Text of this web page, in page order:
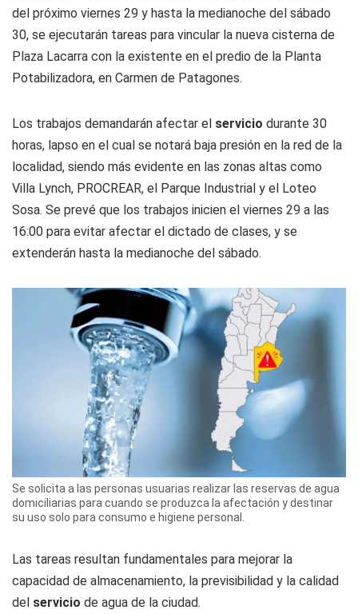
del próximo viernes 29 y hasta la medianoche del sábado
30, se ejecutarán tareas para vincular la nueva cisterna de
Plaza Lacarra con la existente en el predio de la Planta
Potabilizadora, en Carmen de Patagones.
Los trabajos demandarán afectar el servicio durante 30
horas, lapso en el cual se notará baja presión en la red de la
localidad, siendo más evidente en las zonas altas como
Villa Lynch, PROCREAR, el Parque Industrial y el Loteo
Sosa. Se prevé que los trabajos inicien el viernes 29 a las
16:00 para evitar afectar el dictado de clases, y se
extenderán hasta la medianoche del sábado.
Se solicita a las personas usuarias realizar las reservas de agua
domiciliarias para cuando se produzca la afectación y destinar
su uso solo para consumo e higiene personal.
Las tareas resultan fundamentales para mejorar la
capacidad de almacenamiento, la previsibilidad y la calidad
del servicio de agua de la ciudad.